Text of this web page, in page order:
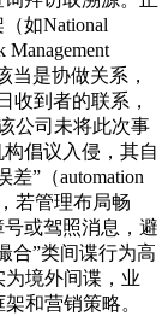
如National
Management
当是协做关系，
收到者的联系，
公司未将此次事
倡议入侵，其自
”（automation
若管理布局畅
或驾照消息，避
合”类间谍行为高
境外间谍，业
和营销策略。